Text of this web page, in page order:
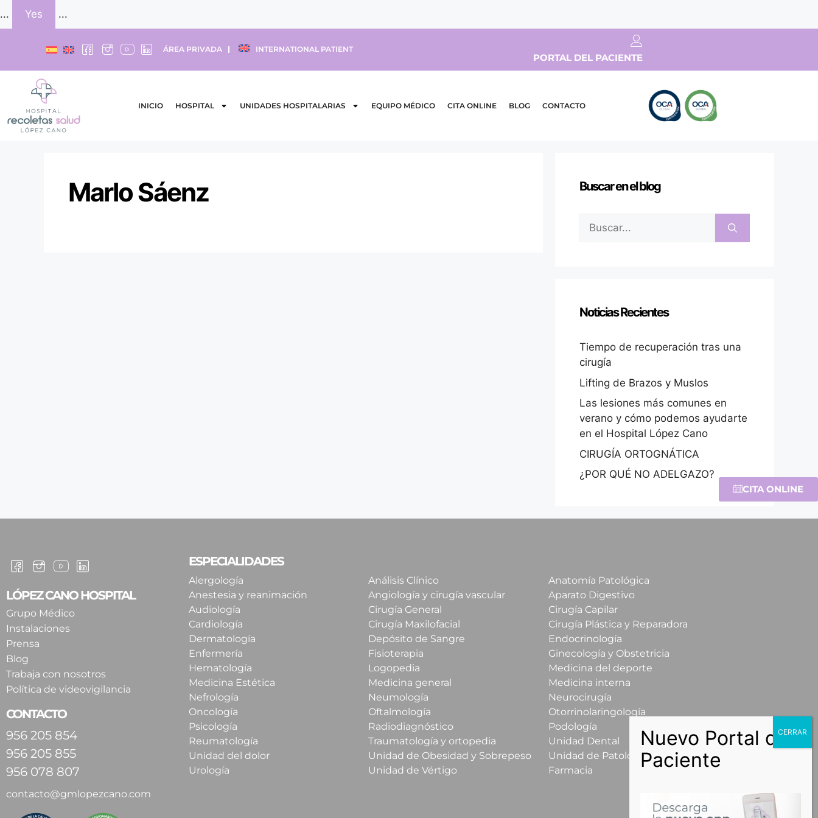
... Yes ...
ÁREA PRIVADA INTERNATIONAL PATIENT
PORTAL DEL PACIENTE
INICIO HOSPITAL UNIDADES HOSPITALARIAS EQUIPO MÉDICO CITA ONLINE BLOG CONTACTO
CITA ONLINE
Marlo Sáenz Buscar en el blog
Noticias Recientes
Tiempo de recuperación tras una
cirugía
Lifting de Brazos y Muslos
Las lesiones más comunes en
verano y cómo podemos ayudarte
en el Hospital López Cano
CIRUGÍA ORTOGNÁTICA
¿POR QUÉ NO ADELGAZO?
LÓPEZ CANO HOSPITAL
Grupo Médico
Instalaciones
Prensa
Blog
Trabaja con nosotros
Política de videovigilancia
CONTACTO
956 205 854
956 205 855
956 078 807
contacto@gmlopezcano.com
ESPECIALIDADES
Alergología Análisis Clínico
Anatomía Patológica
Anestesia y reanimación
Angiología y cirugía vascular
Aparato Digestivo
Audiología
Cirugía General
Cirugía Capilar
Cardiología
Cirugía Maxilofacial
Cirugía Plástica y Reparadora
Dermatología
Depósito de Sangre
Endocrinología
Enfermería
Fisioterapia
Ginecología y Obstetricia
Hematología
Logopedia
Medicina del deporte
Medicina Estética
Medicina general
Medicina interna
Nefrología
Neumología
Neurocirugía
Oncología
Oftalmología
Otorrinolaringología
Psicología
Radiodiagnóstico
Podología
Reumatología
Traumatología y ortopedia
Unidad Dental
Unidad del dolor
Unidad de Obesidad y Sobrepeso
Unidad de Patología Mamaria
Urología
Unidad de Vértigo Farmacia